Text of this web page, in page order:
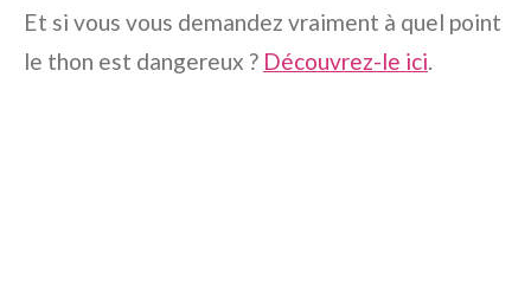
Et si vous vous demandez vraiment à quel point
le thon est dangereux ? Découvrez-le ici